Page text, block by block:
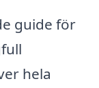
guide för
hela